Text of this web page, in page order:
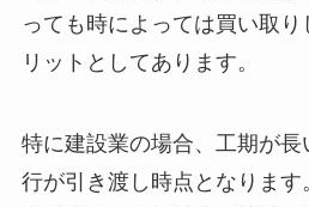
っても時によっては買い取
リットとしてあります。
特に建設業の場合、工期が
行が引き渡し時点となりま